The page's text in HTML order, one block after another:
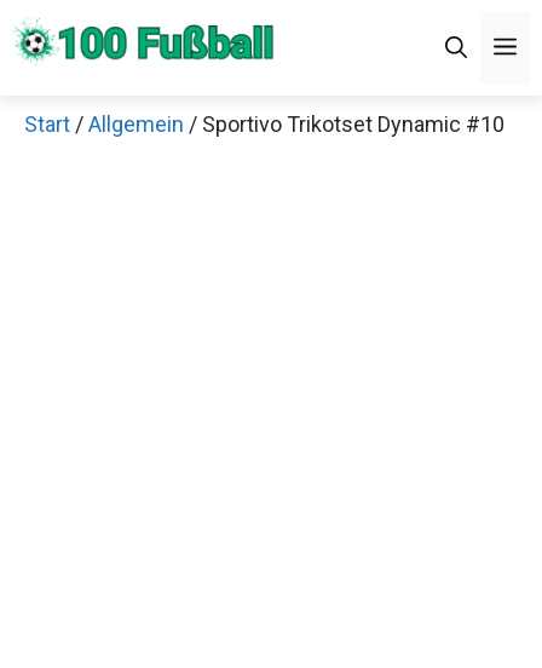
Zum
Inhalt
Start /Allgemein / Sportivo Trikotset Dynamic #10